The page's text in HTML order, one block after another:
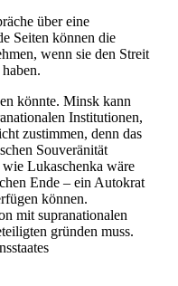
über eine
Seiten können die
wenn sie den Streit
könnte. Minsk kann
Insti­tu­tionen,
zustimmen, denn das
Souve­rä­nität
Lukaschenka wäre
Ende – ein Autokrat
können.
mit supra­na­tio­nalen
gründen muss.